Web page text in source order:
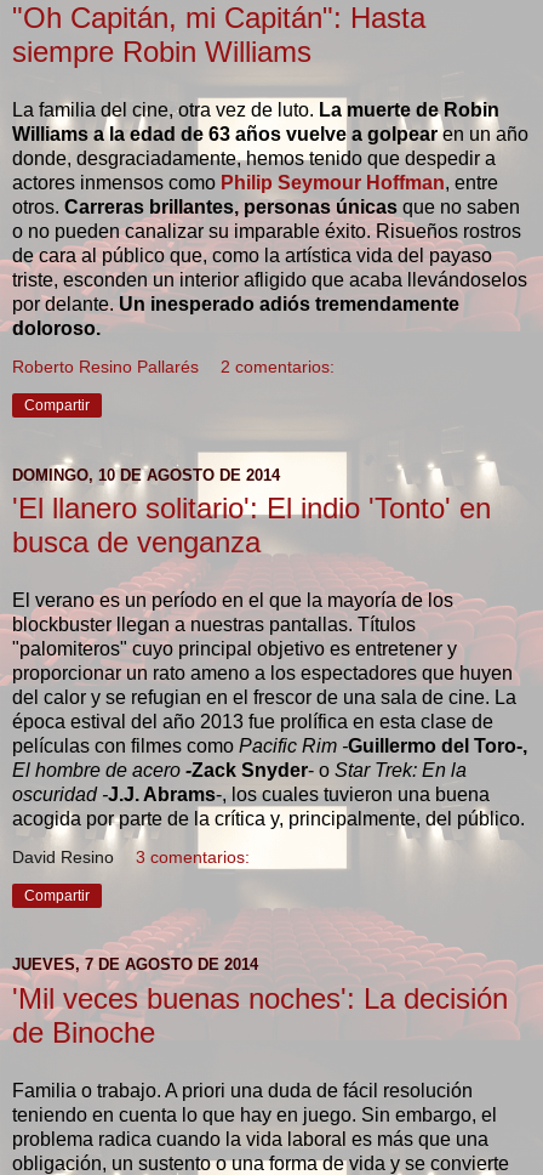
"Oh Capitán, mi Capitán": Hasta
siempre Robin Williams
La familia del cine, otra vez de luto. La muerte de Robin
Williams a la edad de 63 años vuelve a golpearen un año
donde, desgraciadamente, hemos tenido que despedir a
actores inmensos como Philip Seymour Hoffman, entre
otros. Carreras brillantes, personas únicas que no saben
o no pueden canalizar su imparable éxito. Risueños rostros
de cara al público que, como la artística vida del payaso
triste, esconden un interior afligido que acaba llevándoselos
por delante.Un inesperado adiós tremendamente
doloroso.
Roberto Resino Pallarés 2 comentarios:
Compartir
DOMINGO, 10 DE AGOSTO DE 2014
'El llanero solitario': El indio 'Tonto' en
busca de venganza
El verano es un período en el que la mayoría de los
blockbuster llegan a nuestras pantallas. Títulos
"palomiteros" cuyo principal objetivo es entretener y
proporcionar un rato ameno a los espectadores que huyen
del calor y se refugian en el frescor de una sala de cine. La
época estival del año 2013 fue prolífica en esta clase de
películas con filmes como Pacific Rim -Guillermo del Toro-,
El hombre de acero -Zack Snyder- o Star Trek: En la
oscuridad -J.J. Abrams-, los cuales tuvieron una buena
acogida por parte de la crítica y, principalmente, del público.
David Resino 3 comentarios:
Compartir
JUEVES, 7 DE AGOSTO DE 2014
'Mil veces buenas noches': La decisión
de Binoche
Familia o trabajo. A priori una duda de fácil resolución
teniendo en cuenta lo que hay en juego. Sin embargo, el
problema radica cuando la vida laboral es más que una
obligación, un sustento o una forma de vida y se convierte